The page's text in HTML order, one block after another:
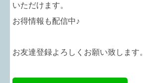
いただけます。
お得情報も配信中♪
お友達登録よろしくお願い致します。